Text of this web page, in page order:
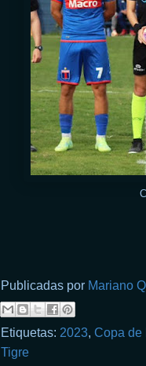
Publicadas por Mariano
Etiquetas: 2023, Copa de
Tigre